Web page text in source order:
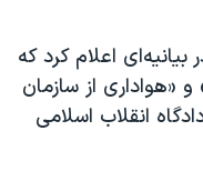
پنجشنبه ۱۱ بهمن در بیانیه‌ای اعلام کرد که
«هواداری از سازمان
خلق ایران» در شعبه ۲۶ دادگاه انقلاب اسلامی